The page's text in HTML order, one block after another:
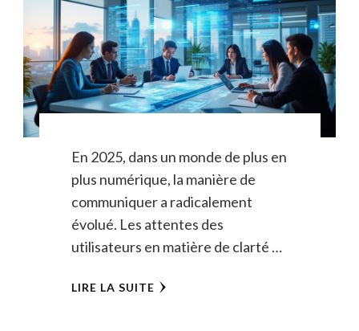
En 2025, dans un monde de plus en
plus numérique, la manière de
communiquer a radicalement
évolué. Les attentes des
utilisateurs en matière de clarté …
LIRE LA SUITE